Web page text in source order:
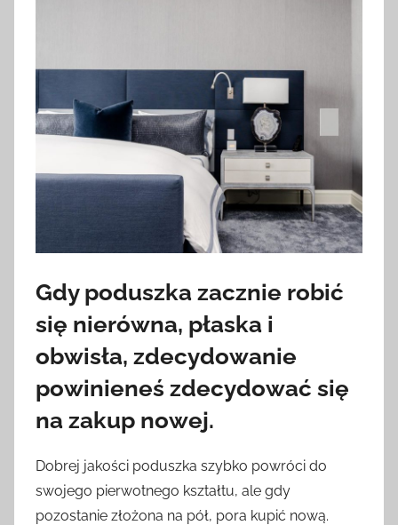
Gdy poduszka zacznie robić
się nierówna, płaska i
obwisła, zdecydowanie
powinieneś zdecydować się
na zakup nowej.
Dobrej jakości poduszka szybko powróci do
swojego pierwotnego kształtu, ale gdy
pozostanie złożona na pół, pora kupić nową.